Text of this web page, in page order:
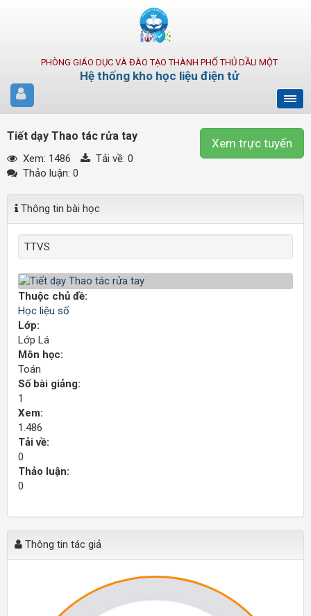
PHÒNG GIÁO DỤC VÀ ĐÀO TẠO THÀNH PHỐ THỦ DẦU MỘT
Hệ thống kho học liệu điện tử
Xem trực tuyến
Tiết dạy Thao tác rửa tay
Xem: 1486 Tải về: 0
Thảo luận: 0
Thông tin bài học
TTVS
Thuộc chủ đề:
Học liệu số
Lớp:
Lớp Lá
Môn học:
Toán
Số bài giảng:
1
Xem:
1.486
Tải về:
0
Thảo luận:
0
Thông tin tác giả